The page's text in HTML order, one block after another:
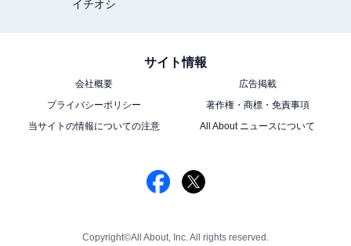
イチオシ
サイト情報
会社概要
広告掲載
プライバシーポリシー
著作権・商標・免責事項
当サイトの情報についての注意
All About ニュースについて
Copyright©All About, Inc. All rights reserved.